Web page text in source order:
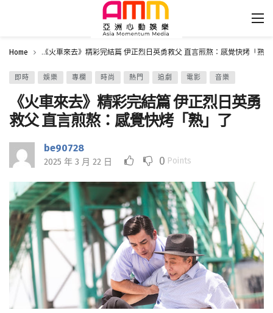
Home 《火車來去》精彩完結篇 伊正烈日英勇救父 直言煎熬：感覺快烤「熟
即時 娛樂 專欄 時尚 熱門 追劇 電影 音樂
《火車來去》精彩完結篇 伊正烈日英勇
救父 直言煎熬：感覺快烤「熟」了
be90728
2025 年 3 月 22 日 0 Points